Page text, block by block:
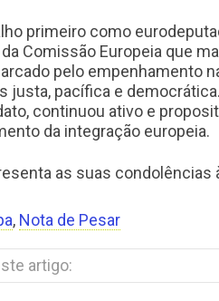
primeiro como
Comissão Europeia que
pelo empenhamento
justa, pacífica e
continuou ativo e
da integração europeia.
as suas
, Nota de Pesar
artigo: